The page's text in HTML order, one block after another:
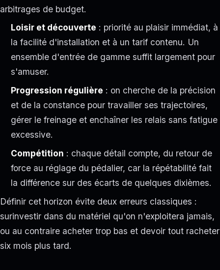
arbitrages de budget.
Loisir et découverte : priorité au plaisir immédiat, à
la facilité d'installation et à un tarif contenu. Un
ensemble d'entrée de gamme suffit largement pour
s'amuser.
Progression régulière : on cherche de la précision
et de la constance pour travailler ses trajectoires,
gérer le freinage et enchaîner les relais sans fatigue
excessive.
Compétition : chaque détail compte, du retour de
force au réglage du pédalier, car la répétabilité fait
la différence sur des écarts de quelques dixièmes.
Définir cet horizon évite deux erreurs classiques :
surinvestir dans du matériel qu'on n'exploitera jamais,
ou au contraire acheter trop bas et devoir tout racheter
six mois plus tard.